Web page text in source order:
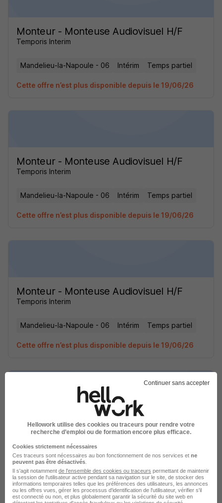
Monteur - Monteuse Audiovisuel H/F
Temporis Interim
Mandelieu-la-Napoule - 06 Intérim Temps partiel
Cette offre n’est plus disponible depuis le 19/06/26
Monteur - Monteuse Audiovisuel H/F
Temporis Interim
Mandelieu-la-Napoule - 06 Intérim Temps partiel
Cette offre n’est plus disponible depuis le 19/06/26
Monteur - Monteuse Audiovisuel H/F
Temporis Interim
Mandelieu-la-Napoule - 06 Intérim Temps partiel
Cette offre n’est plus disponible depuis le 19/06/26
Monteur - Monteuse Audiovisuel H/F
Temporis Interim
Mandelieu-la-Napoule - 06 Intérim Temps partiel
Cette offre n’est plus disponible depuis le 19/06/26
Continuer sans accepter
Hellowork utilise des cookies ou traceurs pour rendre votre
recherche d’emploi ou de formation encore plus efficace.
Cookies strictement nécessaires
Ces traceurs sont nécessaires au bon fonctionnement de nos services et ne
peuvent pas être désactivés
Il s'agit notamment de l'ensemble des cookies ou traceurs permettant de maintenir
la session de l'utilisateur active pendant sa navigation sur le site, de stocker des
informations temporaires telles que les préférences des utilisateurs, les annonces
ou les offres vues, gérer les processus d'identification de l'utilisateur, vérifier s'il
est connecté ou non, et plus globalement garantir la sécurité du site web en